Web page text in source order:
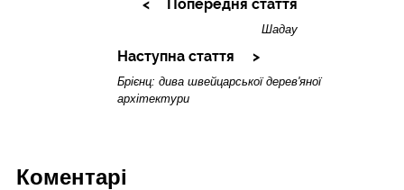
Попередня стаття
Шадау
Наступна стаття
Брієнц: дива швейцарської дерев'яної
архітектури
Коментарі